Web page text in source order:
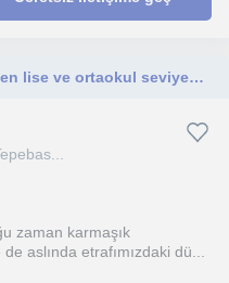
Kimya mühendisliği öğrencisinden lise ve ortaokul seviyesine özel ödev koçluğu ve kimya dersi
zaman karmaşık
aslında etrafımızdaki dü...